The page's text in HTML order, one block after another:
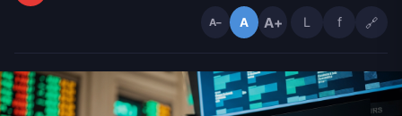
A− A A+ L f 🔗